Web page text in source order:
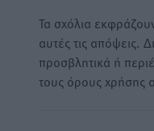
Τα σχόλια
αυτές τις απόψεις.
προσβλητικά ή
τους όρους χρήσης